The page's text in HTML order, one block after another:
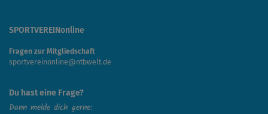
SPORTVEREINonline
Fragen zur Mitgliedschaft
sportvereinonline@ntbwelt.de
Du hast eine Frage?
Dann melde dich gerne: